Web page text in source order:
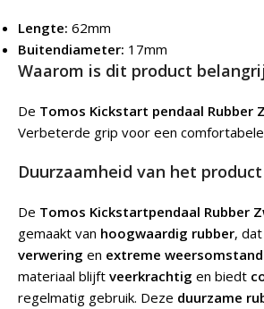
Lengte: 62mm
Buitendiameter: 17mm
Waarom is dit product
De Tomos Kickstart pendaal Rubber
Verbeterde grip voor een
Duurzaamheid van het product
De Tomos Kickstartpendaal Rubber
gemaakt van hoogwaardig rubber,
verwering en extreme
materiaal blijft veerkrachtig en biedt
regelmatig gebruik. Deze duurzame